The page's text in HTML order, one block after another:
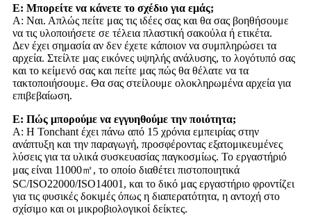
Ε: Μπορείτε να κάνετε το σχέδιο για εμάς;
Α: Ναι. Απλώς πείτε μας τις ιδέες σας και θα σας βοηθήσουμε
να τις υλοποιήσετε σε τέλεια πλαστική σακούλα ή ετικέτα.
Δεν έχει σημασία αν δεν έχετε κάποιον να συμπληρώσει τα
αρχεία. Στείλτε μας εικόνες υψηλής ανάλυσης, το λογότυπό σας
και το κείμενό σας και πείτε μας πώς θα θέλατε να τα
τακτοποιήσουμε. Θα σας στείλουμε ολοκληρωμένα αρχεία για
επιβεβαίωση.
Ε: Πώς μπορούμε να εγγυηθούμε την ποιότητα;
Α: Η Tonchant έχει πάνω από 15 χρόνια εμπειρίας στην
ανάπτυξη και την παραγωγή, προσφέροντας εξατομικευμένες
λύσεις για τα υλικά συσκευασίας παγκοσμίως. Το εργαστήριό
μας είναι 11000㎡, το οποίο διαθέτει πιστοποιητικά
SC/ISO22000/ISO14001, και το δικό μας εργαστήριο φροντίζει
για τις φυσικές δοκιμές όπως η διαπερατότητα, η αντοχή στο
σχίσιμο και οι μικροβιολογικοί δείκτες.